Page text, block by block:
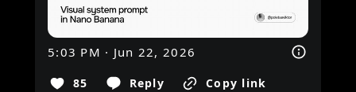
5:03 PM · Jun 22, 2026
85 Reply
Copy link